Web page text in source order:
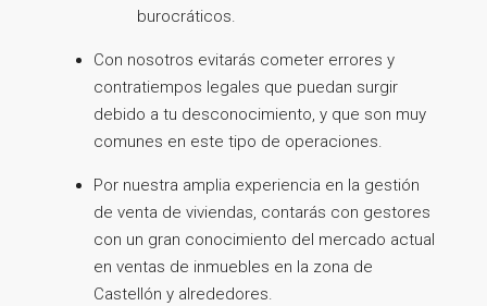
burocráticos.
Con nosotros evitarás cometer errores y
contratiempos legales que puedan surgir
debido a tu desconocimiento, y que son muy
comunes en este tipo de operaciones.
Por nuestra amplia experiencia en la gestión
de venta de viviendas, contarás con gestores
con un gran conocimiento del mercado actual
en ventas de inmuebles en la zona de
Castellón y alrededores.